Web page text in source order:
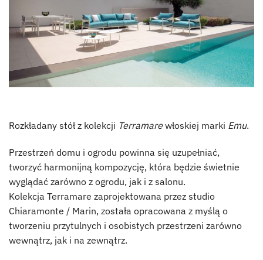
Rozkładany stół z kolekcji Terramarewłoskiej marki Emu.
Przestrzeń domu i ogrodu powinna się uzupełniać,
tworzyć harmonijną kompozycję, która będzie świetnie
wyglądać zarówno z ogrodu, jak i z salonu.
Kolekcja Terramare zaprojektowana przez studio
Chiaramonte / Marin, została opracowana z myślą o
tworzeniu przytulnych i osobistych przestrzeni zarówno
wewnątrz, jak i na zewnątrz.